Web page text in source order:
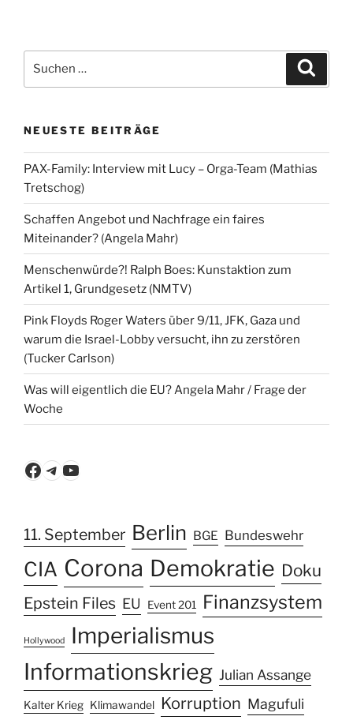
nach:
NEUESTE BEITRÄGE
PAX-Family: Interview mit Lucy – Orga-Team (Mathias
Tretschog)
Schaffen Angebot und Nachfrage ein faires
Miteinander? (Angela Mahr)
Menschenwürde?! Ralph Boes: Kunstaktion zum
Artikel 1, Grundgesetz (NMTV)
Pink Floyds Roger Waters über 9/11, JFK, Gaza und
warum die Israel-Lobby versucht, ihn zu zerstören
(Tucker Carlson)
Was will eigentlich die EU? Angela Mahr / Frage der
Woche
Facebook
Telegram
YouTube
11. September Berlin BGE Bundeswehr
CIA Corona Demokratie Doku
Epstein Files EU Event 201 Finanzsystem
Hollywood
Imperialismus
Informationskrieg Julian Assange
Kalter Krieg Klimawandel Korruption Magufuli